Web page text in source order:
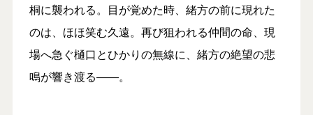
桐に襲われる。目が覚めた時、緒方の前に現れた
のは、ほほ笑む久遠。再び狙われる仲間の命、現
場へ急ぐ樋口とひかりの無線に、緒方の絶望の悲
鳴が響き渡る――。